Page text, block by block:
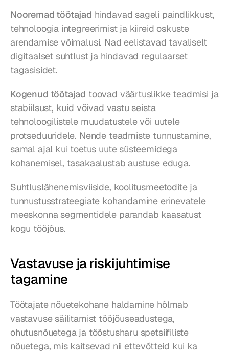
Nooremad töötajad hindavad sageli paindlikkust,
tehnoloogia integreerimist ja kiireid oskuste
arendamise võimalusi. Nad eelistavad tavaliselt
digitaalset suhtlust ja hindavad regulaarset
tagasisidet.
Kogenud töötajad toovad väärtuslikke teadmisi ja
stabiilsust, kuid võivad vastu seista
tehnoloogilistele muudatustele või uutele
protseduuridele. Nende teadmiste tunnustamine,
samal ajal kui toetus uute süsteemidega
kohanemisel, tasakaalustab austuse eduga.
Suhtluslähenemisviiside, koolitusmeetodite ja
tunnustusstrateegiate kohandamine erinevatele
meeskonna segmentidele parandab kaasatust
kogu tööjõus.
Vastavuse ja riskijuhtimise
tagamine
Töötajate nõuetekohane haldamine hõlmab
vastavuse säilitamist tööjõuseadustega,
ohutusnõuetega ja tööstusharu spetsiifiliste
nõuetega, mis kaitsevad nii ettevõtteid kui ka